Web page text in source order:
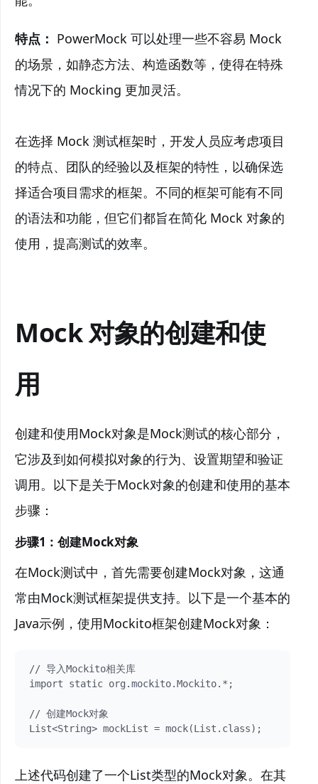
特点： PowerMock 可以处理一些不容易 Mock
的场景，如静态方法、构造函数等，使得在特殊
情况下的 Mocking 更加灵活。
在选择 Mock 测试框架时，开发人员应考虑项目
的特点、团队的经验以及框架的特性，以确保选
择适合项目需求的框架。不同的框架可能有不同
的语法和功能，但它们都旨在简化 Mock 对象的
使用，提高测试的效率。
Mock 对象的创建和使
用
创建和使用Mock对象是Mock测试的核心部分，
它涉及到如何模拟对象的行为、设置期望和验证
调用。以下是关于Mock对象的创建和使用的基本
步骤：
步骤1：创建Mock对象
在Mock测试中，首先需要创建Mock对象，这通
常由Mock测试框架提供支持。以下是一个基本的
Java示例，使用Mockito框架创建Mock对象：
// 导入Mockito相关库
import static org.mockito.Mockito.*;
// 创建Mock对象
List<String> mockList = mock(List.class);
上述代码创建了一个List类型的Mock对象。在其